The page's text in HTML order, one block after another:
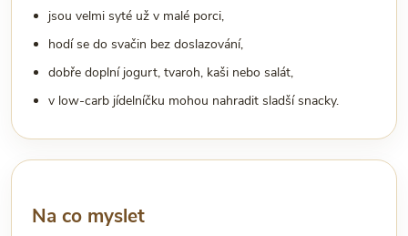
jsou velmi syté už v malé porci,
hodí se do svačin bez doslazování,
dobře doplní jogurt, tvaroh, kaši nebo salát,
v low-carb jídelníčku mohou nahradit sladší snacky.
Na co myslet